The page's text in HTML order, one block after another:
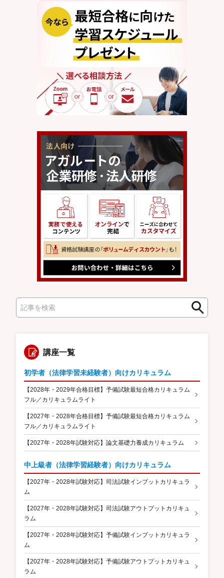
索
検
講座一覧
初学者（法律学習未経験者）向けカリキュラム
【2028年・2029年合格目標】予備試験最短合格カリキュラム
フル／カリキュラムライト
【2027年・2028年合格目標】予備試験最短合格カリキュラム
フル／カリキュラムライト
【2027年・2028年試験対応】論文基礎力養成カリキュラム
中上級者（法律学習経験者）向けカリキュラム
【2027年・2028年試験対応】司法試験インプットカリキュラ
ム
【2027年・2028年試験対応】司法試験アウトプットカリキュ
ラム
【2027年・2028年試験対応】予備試験インプットカリキュラ
ム
【2027年・2028年試験対応】予備試験アウトプットカリキュ
ラム